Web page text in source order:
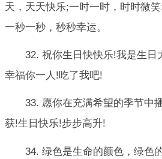
天，天天快乐;一时一时，时时微
一秒一秒，秒秒幸运。
32. 祝你生日快快乐!我是生日
幸福你一人!吃了我吧!
33. 愿你在充满希望的季节中
获!生日快乐!步步高升!
34. 绿色是生命的颜色，绿色